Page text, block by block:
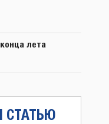
лета
СТАТЬЮ